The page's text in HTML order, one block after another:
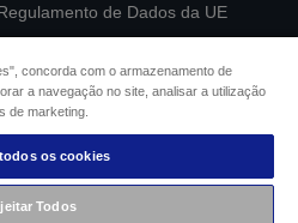
de Dados da UE
sobre cookies
para com a acessibilidade
concorda com o armazenamento de
a navegação no site, analisar a utilização
de marketing.
os cookies
Todos